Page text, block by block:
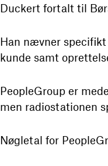
Duckert fortalt til
Han nævner specifikt
kunde samt
PeopleGroup er
men radiostationen
Nøgletal for